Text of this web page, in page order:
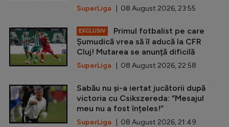
SuperLiga | 08 August 2026, 23:55
EXCLUSIV
Primul fotbalist pe care
Șumudică vrea să îl aducă la CFR
Cluj! Mutarea se anunță dificilă
SuperLiga | 08 August 2026, 22:58
Sabău nu și-a iertat jucătorii după
victoria cu Csikszereda: ”Mesajul
meu nu a fost înțeles!”
SuperLiga | 08 August 2026, 21:49